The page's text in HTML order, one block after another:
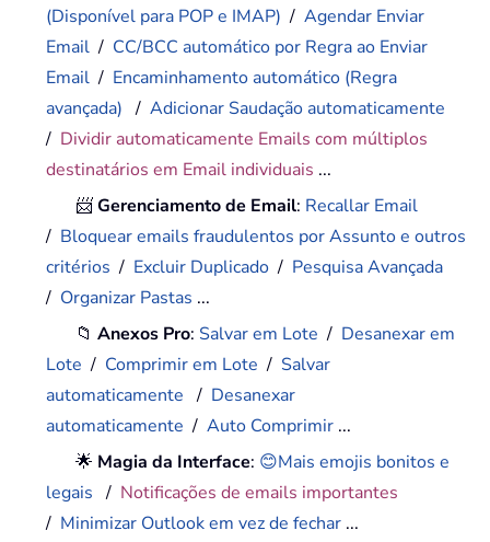
(Disponível para POP e IMAP) /Agendar Enviar
Email / CC/BCC automático por Regra ao Enviar
Email / Encaminhamento automático (Regra
avançada) /Adicionar Saudação automaticamente
/ Dividir automaticamente Emails com múltiplos
destinatários em Email individuais ...
📨Gerenciamento de Email: Recallar Email
/ Bloquear emails fraudulentos por Assunto e outros
critérios / Excluir Duplicado / Pesquisa Avançada
/ Organizar Pastas ...
📁Anexos Pro: Salvar em Lote / Desanexar em
Lote / Comprimir em Lote / Salvar
automaticamente / Desanexar
automaticamente /Auto Comprimir ...
🌟 Magia da Interface: 😊Mais emojis bonitos e
legais / Notificações de emails importantes
/ Minimizar Outlook em vez de fechar ...